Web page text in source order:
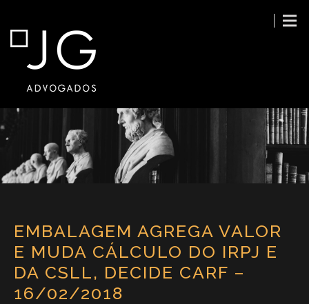
EMBALAGEM AGREGA VALOR
E MUDA CÁLCULO DO IRPJ E
DA CSLL, DECIDE CARF –
16/02/2018